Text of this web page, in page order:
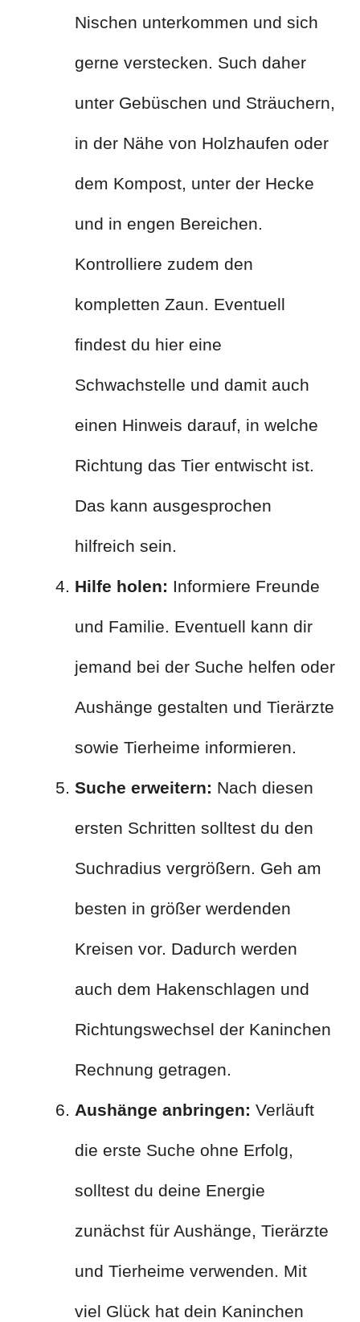
Nischen unterkommen und sich
gerne verstecken. Such daher
unter Gebüschen und Sträuchern,
in der Nähe von Holzhaufen oder
dem Kompost, unter der Hecke
und in engen Bereichen.
Kontrolliere zudem den
kompletten Zaun. Eventuell
findest du hier eine
Schwachstelle und damit auch
einen Hinweis darauf, in welche
Richtung das Tier entwischt ist.
Das kann ausgesprochen
hilfreich sein.
Hilfe holen: Informiere Freunde
und Familie. Eventuell kann dir
jemand bei der Suche helfen oder
Aushänge gestalten und Tierärzte
sowie Tierheime informieren.
Suche erweitern: Nach diesen
ersten Schritten solltest du den
Suchradius vergrößern. Geh am
besten in größer werdenden
Kreisen vor. Dadurch werden
auch dem Hakenschlagen und
Richtungswechsel der Kaninchen
Rechnung getragen.
Aushänge anbringen: Verläuft
die erste Suche ohne Erfolg,
solltest du deine Energie
zunächst für Aushänge, Tierärzte
und Tierheime verwenden. Mit
viel Glück hat dein Kaninchen